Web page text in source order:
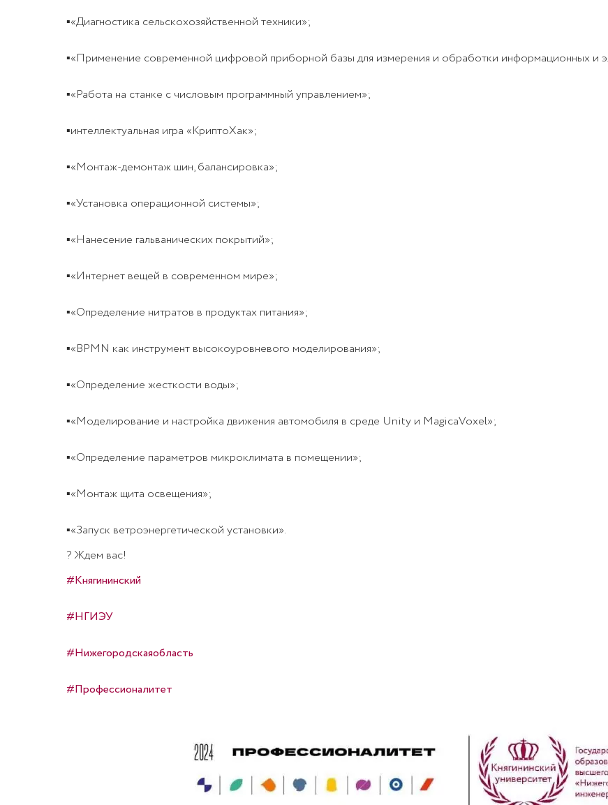
▪«Диагностика сельскохозяйственной техники»;
▪«Применение современной цифровой приборной базы для измерения и обработки информационных и
▪«Работа на станке с числовым программный управлением»;
▪интеллектуальная игра «КриптоХак»;
▪«Монтаж-демонтаж шин, балансировка»;
▪«Установка операционной системы»;
▪«Нанесение гальванических покрытий»;
▪«Интернет вещей в современном мире»;
▪«Определение нитратов в продуктах питания»;
▪«BPMN как инструмент высокоуровневого моделирования»;
▪«Определение жесткости воды»;
▪«Моделирование и настройка движения автомобиля в среде Unity и MagicaVoxel»;
▪«Определение параметров микроклимата в помещении»;
▪«Монтаж щита освещения»;
▪«Запуск ветроэнергетической установки».
? Ждем вас!
#Княгининский
#НГИЭУ
#Нижегородскаяобласть
#Профессионалитет